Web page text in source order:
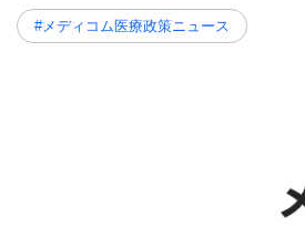
#メディコム医療政策ニュース